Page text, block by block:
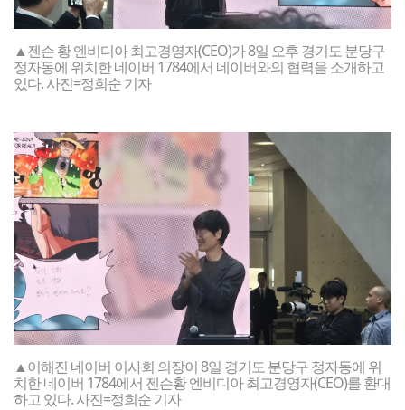
▲젠슨 황 엔비디아 최고경영자(CEO)가 8일 오후 경기도 분당구
정자동에 위치한 네이버 1784에서 네이버와의 협력을 소개하고
있다. 사진=정희순 기자
▲이해진 네이버 이사회 의장이 8일 경기도 분당구 정자동에 위
치한 네이버 1784에서 젠슨황 엔비디아 최고경영자(CEO)를 환대
하고 있다. 사진=정희순 기자